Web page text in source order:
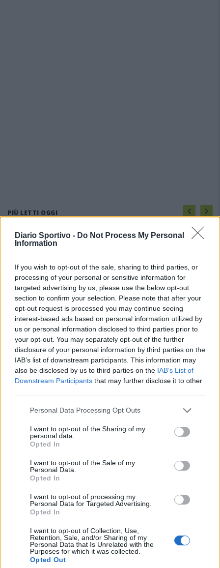
Diario Sportivo - Do Not Process My Personal
Information
If you wish to opt-out of the sale, sharing to third parties, or
processing of your personal or sensitive information for
targeted advertising by us, please use the below opt-out
section to confirm your selection. Please note that after your
opt-out request is processed you may continue seeing
interest-based ads based on personal information utilized by
us or personal information disclosed to third parties prior to
your opt-out. You may separately opt-out of the further
disclosure of your personal information by third parties on the
IAB’s list of downstream participants. This information may
also be disclosed by us to third parties on the IAB’s List of
Downstream Participants that may further disclose it to other
Personal Data Processing Opt Outs
I want to opt-out of the Sharing of my
personal data.
Opted In
I want to opt-out of the Sale of my
Personal Data.
Opted In
I want to opt-out of processing my
Personal Data for Targeted Advertising.
Opted In
I want to opt-out of Collection, Use,
Retention, Sale, and/or Sharing of my
Personal Data that Is Unrelated with the
Purposes for which it was collected.
Opted Out
PIÙ LETTI OGGI
7 Ago 2026
Il Selargius rinforza il centrocampo con
Manuel Rinino e Samuele Vacca
6 Ago 2026
Le 5 sarde ancora nel girone G con 8 squadre
laziali, 4 campane e la novità dei molisani del
Venafro
6 Ago 2026
Coppa Italia: Aranova-Ossese il 23, i derby
Budoni-Latte Dolce e COS-Monastir il 30
Colpo dell'Uta con Pisano e arriva anche
Serra, tripletta Cus Cagliari con Piroddi,
5 Ago 2026